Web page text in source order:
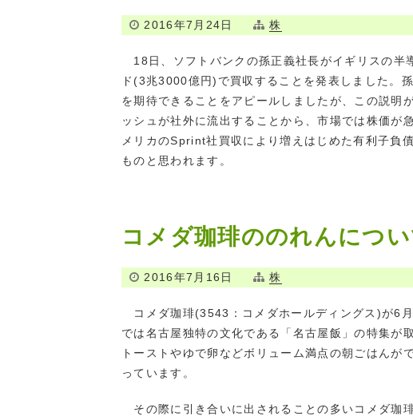
2016年7月24日 株
18日、ソフトバンクの孫正義社長がイギリスの半
ド(3兆3000億円)で買収することを発表しました。
を期待できることをアピールしましたが、この説明
ッシュが社外に流出することから、市場では株価が
メリカのSprint社買収により増えはじめた有利子負
ものと思われます。
コメダ珈琲ののれんにつ
2016年7月16日 株
コメダ珈琲(3543：コメダホールディングス)が6
では名古屋独特の文化である「名古屋飯」の特集が
トーストやゆで卵などボリューム満点の朝ごはんが
っています。
その際に引き合いに出されることの多いコメダ珈